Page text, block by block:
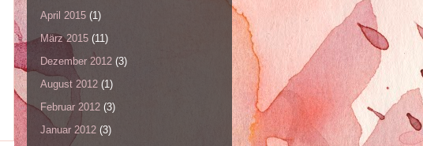
April 2015 (1)
März 2015 (11)
Dezember 2012 (3)
August 2012 (1)
Februar 2012 (3)
Januar 2012 (3)